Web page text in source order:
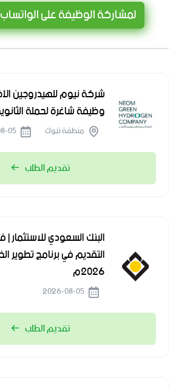
لمشاركة الوظيفة على
وظيفة شاغرة لحملة
منطقة تبوك
تقديم الطلب
البنك السعودي للاستثمار |
التقديم في برنامج تطوير
2026م
تقديم الطلب